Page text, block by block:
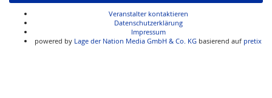
Veranstalter kontaktieren
Datenschutzerklärung
Impressum
powered by Lage der Nation Media GmbH & Co. KG basierend auf pretix